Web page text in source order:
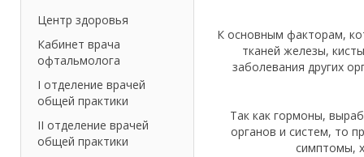
К основным факторам,
тканей железы,
заболевания других
Так как гормоны,
органов и систем, то
симптомы,
Центр здоровья
Кабинет врача
офтальмолога
I отделение врачей
общей практики
II отделение врачей
общей практики